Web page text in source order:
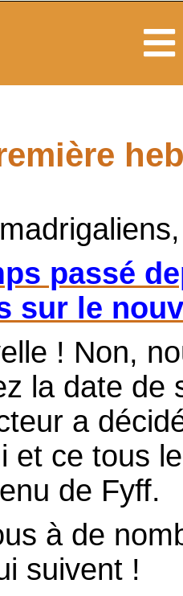
passé
sur le
! Non,
la date de
a
et ce tous
de Fyff.
à de
suivent !